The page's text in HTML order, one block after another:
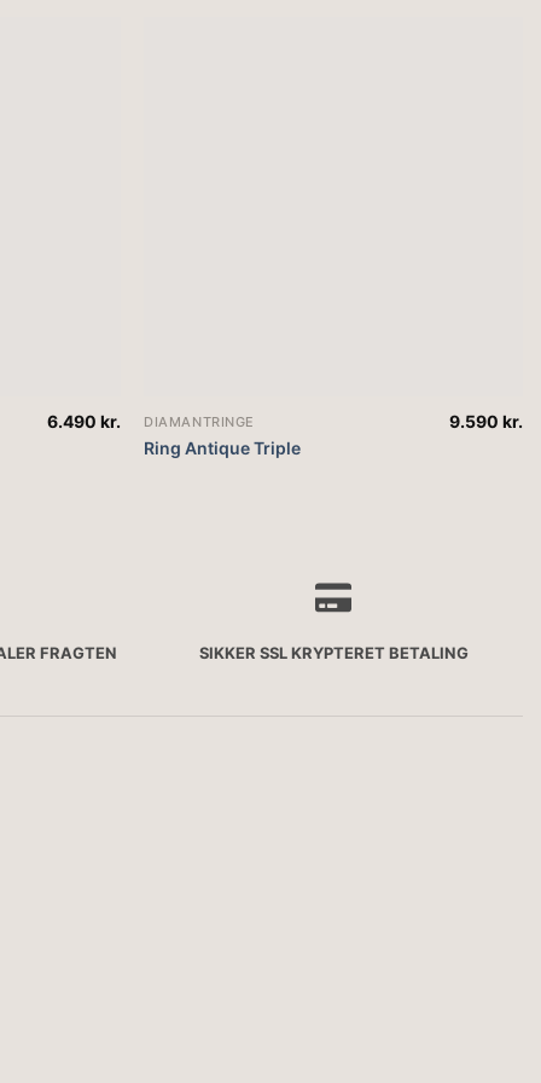
6.490 kr. DIAMANTRINGE
Ring Antique Triple
9.590kr.
FRAGTEN SIKKER SSL KRYPTERET BETALING